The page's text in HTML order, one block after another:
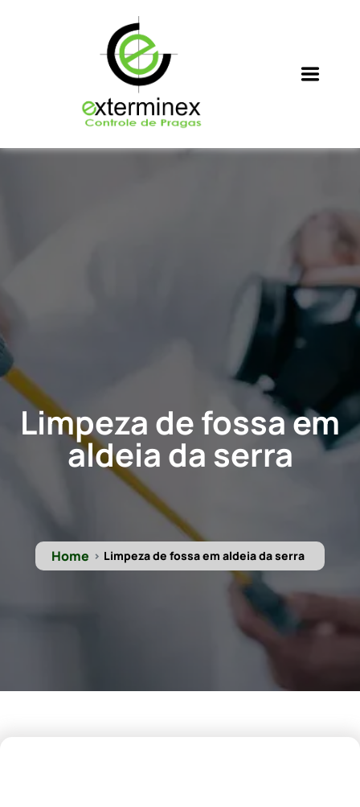
Limpeza de fossa em
aldeia da serra
Home Limpeza de fossa em aldeia da serra